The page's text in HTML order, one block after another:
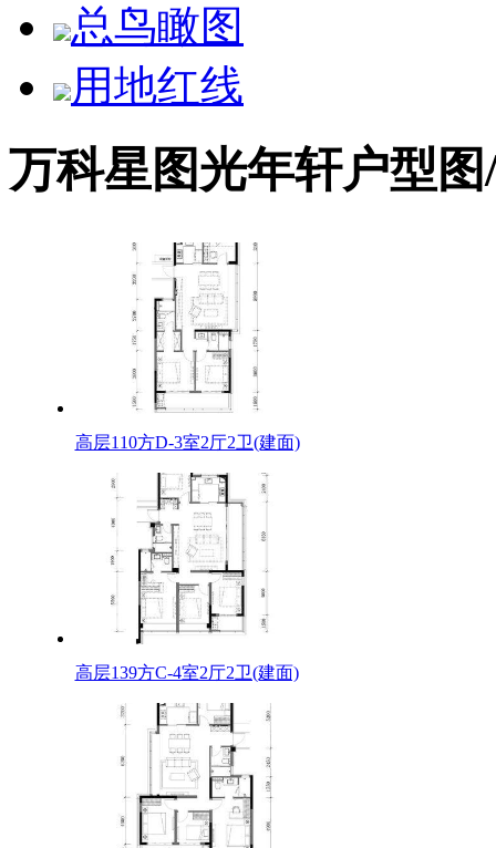
总鸟瞰图
用地红线
万科星图光年轩户型
高层110方D-3室2厅2卫(建面)
高层139方C-4室2厅2卫(建面)